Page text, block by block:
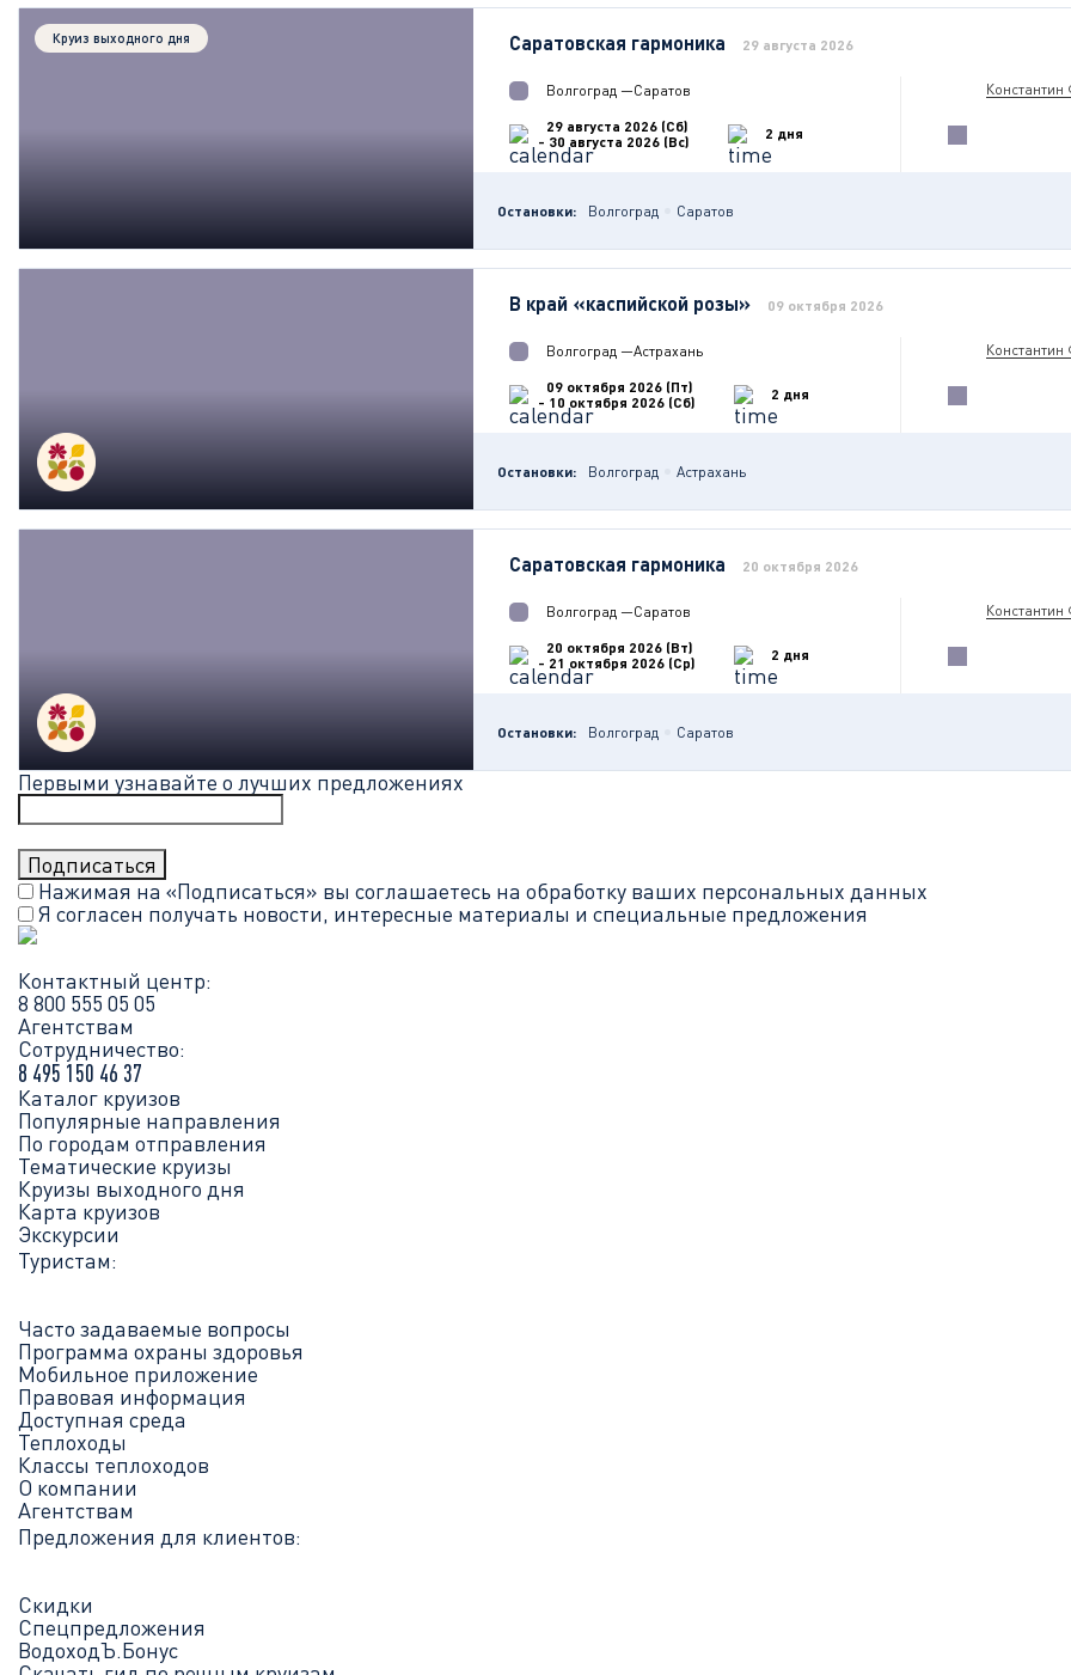
Круиз выходного дня Саратовская гармоника 29 августа 2026
Волгоград —Саратов
29 августа 2026 (Сб)
- 30 августа 2026 (Вс)
2 дня
Остановки: Волгоград Саратов
В край «каспийской розы» 09 октября 2026
Волгоград —Астрахань
09 октября 2026 (Пт)
- 10 октября 2026 (Сб)
2 дня
Остановки: Волгоград Астрахань
Саратовская гармоника 20 октября 2026
Волгоград —Саратов
20 октября 2026 (Вт)
- 21 октября 2026 (Ср)
2 дня
Остановки: Волгоград Саратов
Первыми узнавайте о лучших предложениях
Нажимая на «Подписаться» вы соглашаетесь на обработку ваших персональных данных
Я согласен получать новости, интересные материалы и специальные предложения
Контактный центр:
8 800 555 05 05
Агентствам
Сотрудничество:
8 495 150 46 37
Каталог круизов
Популярные направления
По городам отправления
Тематические круизы
Круизы выходного дня
Карта круизов
Экскурсии
Туристам:
Часто задаваемые вопросы
Программа охраны здоровья
Мобильное приложение
Правовая информация
Доступная среда
Теплоходы
Классы теплоходов
О компании
Агентствам
Предложения для клиентов:
Скидки
Спецпредложения
ВодоходЪ.Бонус